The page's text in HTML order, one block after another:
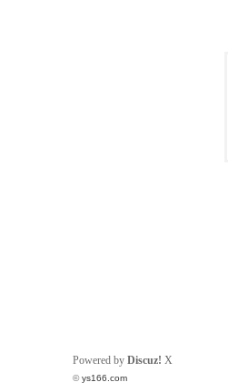
Powered by Discuz! X
©ys166.com